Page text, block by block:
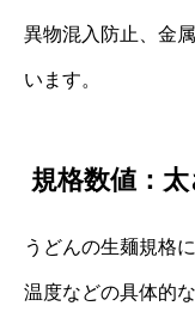
異物混入防止、金
います。
規格数値：
うどんの生麺規格
温度などの具体的